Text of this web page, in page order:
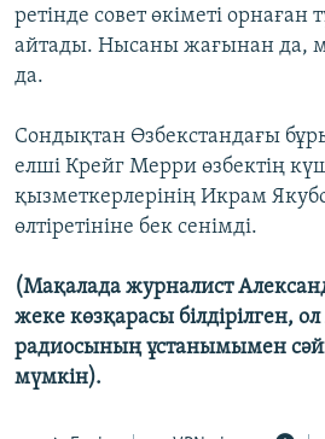
ретінде совет өкіметі орнаған
айтады. Нысаны жағынан да,
да.
Сондықтан Өзбекстандағы
елші Крейг Мерри өзбектің
қызметкерлерінің Икрам
өлтіретініне бек сенімді.
(Мақалада журналист
жеке көзқарасы білдірілген,
радиосының ұстанымымен
мүмкін).